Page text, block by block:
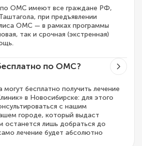
по ОМС имеют все граждане РФ,
при предъявлении
ОМС — в рамках программы
так и срочная (экстренная)
по ОМС?
бесплатно получить лечение
в Новосибирске: для этого
с нашим
городе, который выдаст
останется лишь добраться до
лечение будет абсолютно